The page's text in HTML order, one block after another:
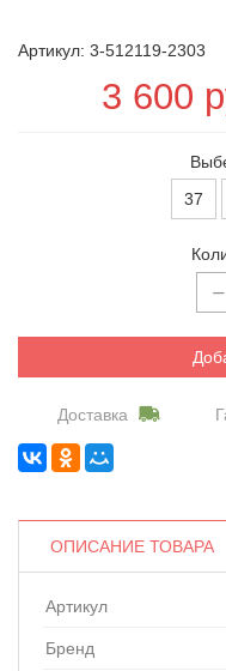
Артикул: 3-512119-2303
3 600
37
Доставка
ОПИСАНИЕ ТОВАРА
Артикул
Бренд